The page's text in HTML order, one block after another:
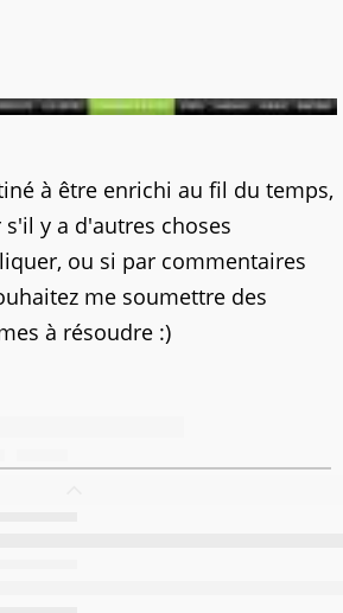
à être enrichi au fil du temps,
y a d'autres choses
ou si par commentaires
me soumettre des
à résoudre :)